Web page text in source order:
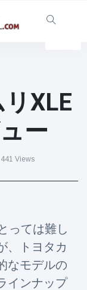
XLE
ー
441 Views
っては難し
、トヨタカ
なモデルの
インナップ